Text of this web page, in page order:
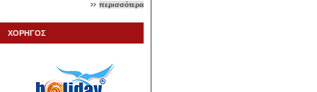
περισσότερα
ΧΟΡΗΓΟΣ